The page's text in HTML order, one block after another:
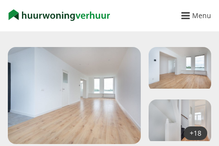
Menu
+18